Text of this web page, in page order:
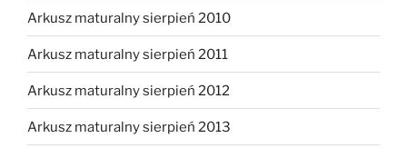
Arkusz maturalny sierpień 2010
Arkusz maturalny sierpień 2011
Arkusz maturalny sierpień 2012
Arkusz maturalny sierpień 2013